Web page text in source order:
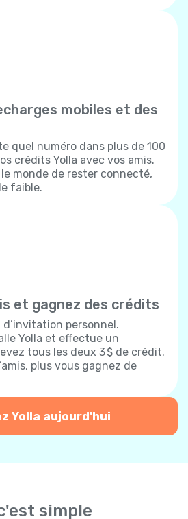
mobiles et des
quel numéro dans plus de 100
crédits Yolla avec vos amis.
monde de rester connecté,
faible.
et gagnez des crédits
personnel.
Yolla et effectue un
tous les deux 3 $ de crédit.
plus vous gagnez de
Yolla aujourd'hui
simple